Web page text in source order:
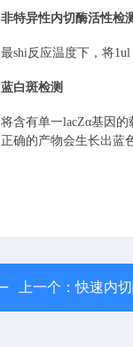
非特异性内切酶活性检
最shi反应温度下，将
蓝白斑检测
将含有单一lacZα基因
正确的产物会生长出蓝
上一个：快速内切